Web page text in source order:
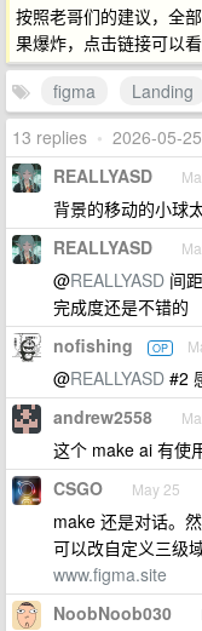
按照老哥们的建议，全
果爆炸，点击链接可以
figma
Landing
13 replies • 2026-05-
REALLYASD
背景的移动的小球
REALLYASD
@REALLYASD 间
完成度还是不错的
nofishing OP
@REALLYASD #2
andrew2558
这个 make ai 有使
CSGO May 25
make 还是对话。
可以改自定义三级
www.figma.site
NoobNoob030